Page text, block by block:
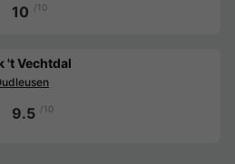
10 /10
't Vechtdal
9.5 /10